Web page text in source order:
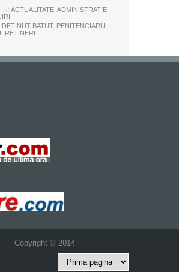
ACTUALITATE ADMINISTRATIE
DETINUT BATUT, PENITENCIARUL
RETINERI
Copyright © 2014